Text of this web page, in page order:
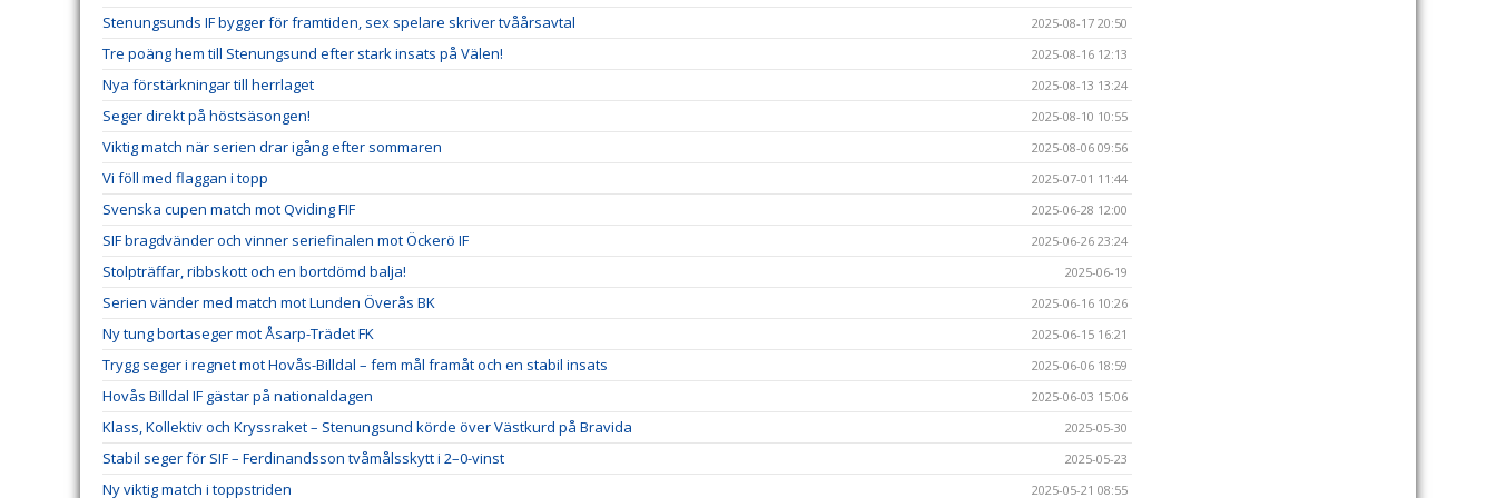
Stenungsunds IF bygger för framtiden, sex spelare skriver tvåårsavtal
2025-08-17 20:50
Tre poäng hem till Stenungsund efter stark insats på Välen! 2025-08-16 12:13
Nya förstärkningar till herrlaget 2025-08-13 13:24
Seger direkt på höstsäsongen! 2025-08-10 10:55
Viktig match när serien drar igång efter sommaren 2025-08-06 09:56
Vi föll med flaggan i topp 2025-07-01 11:44
Svenska cupen match mot Qviding FIF 2025-06-28 12:00
SIF bragdvänder och vinner seriefinalen mot Öckerö IF 2025-06-26 23:24
Stolpträffar, ribbskott och en bortdömd balja! 2025-06-19
Serien vänder med match mot Lunden Överås BK 2025-06-16 10:26
Ny tung bortaseger mot Åsarp-Trädet FK 2025-06-15 16:21
Trygg seger i regnet mot Hovås-Billdal – fem mål framåt och en stabil insats 2025-06-06 18:59
Hovås Billdal IF gästar på nationaldagen 2025-06-03 15:06
Klass, Kollektiv och Kryssraket – Stenungsund körde över Västkurd på Bravida 2025-05-30
Stabil seger för SIF – Ferdinandsson tvåmålsskytt i 2–0-vinst 2025-05-23
Ny viktig match i toppstriden 2025-05-21 08:55